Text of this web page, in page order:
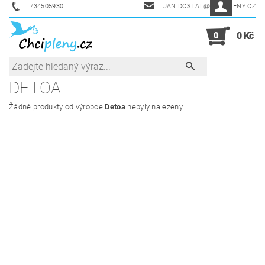
734505930 JAN.DOSTAL@CHCIPLENY.CZ
0 0 Kč
DETOA
Žádné produkty od výrobceDetoanebyly nalezeny....